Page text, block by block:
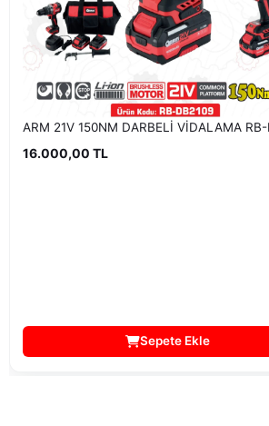
ARM 21V 150NM DARBELİ VİDALAMA
16.000,00 TL
Sepete Ekle